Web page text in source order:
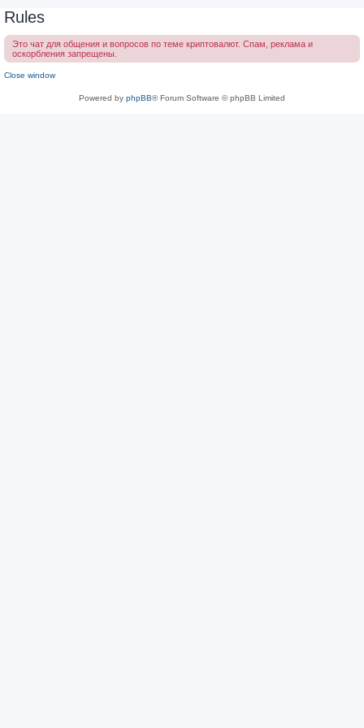
Rules
Это чат для общения и вопросов по теме криптовалют. Спам, реклама и
оскорбления запрещены.
Close window
Powered by phpBB® Forum Software © phpBB Limited